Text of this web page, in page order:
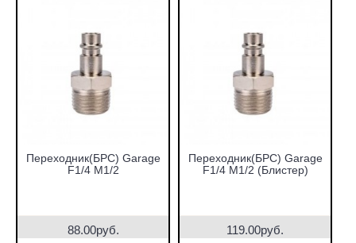
Переходник(БРС) Garage
F1/4 M1/2
88.00руб.
Переходник(БРС) Garage
F1/4 M1/2 (Блистер)
119.00руб.